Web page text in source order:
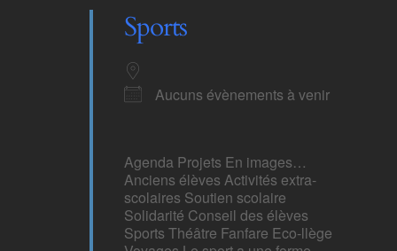
Sports
Aucuns évènements à venir
Agenda Projets En images…
Anciens élèves Activités extra-
scolaires Soutien scolaire
Solidarité Conseil des élèves
Sports Théâtre Fanfare Eco-llège